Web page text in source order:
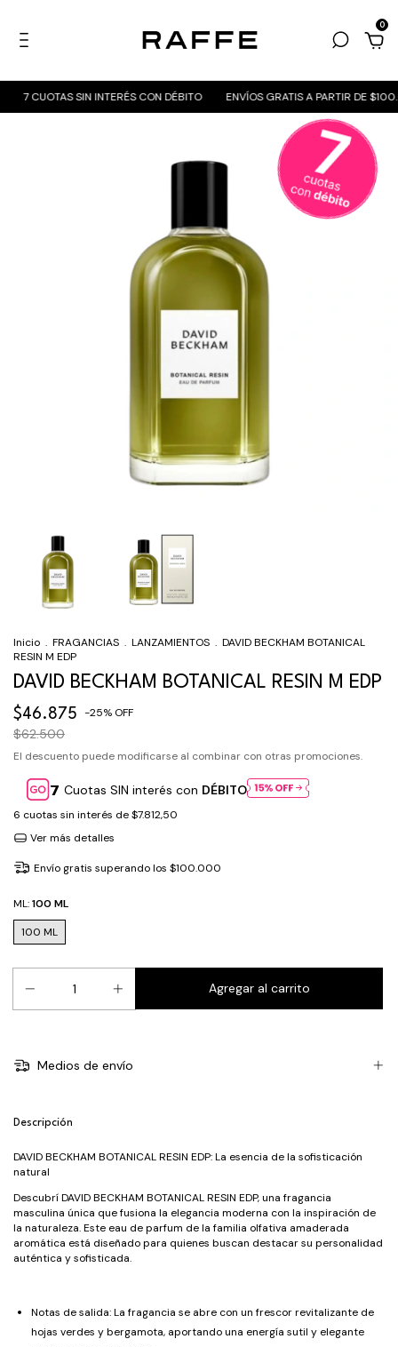
0
7 CUOTAS SIN INTERÉS CON DÉBITO ENVÍOS GRATIS A PARTIR DE
Inicio . FRAGANCIAS . LANZAMIENTOS . DAVID BECKHAM BOTANICAL
RESIN M EDP
DAVID BECKHAM BOTANICAL RESIN M EDP
$46.875 -25% OFF
$62.500
El descuento puede modificarse al combinar con otras promociones.
Cuotas SIN interés con DÉBITO
6 cuotas sin interés de$7.812,50
Ver más detalles
Envío gratis superando los $100.000
ML:100 ML
100 ML
Medios de envío
Descripción
DAVID BECKHAM BOTANICAL RESIN EDP: La esencia de la sofisticación
natural
Descubrí DAVID BECKHAM BOTANICAL RESIN EDP, una fragancia
masculina única que fusiona la elegancia moderna con la inspiración de
la naturaleza. Este eau de parfum de la familia olfativa amaderada
aromática está diseñado para quienes buscan destacar su personalidad
auténtica y sofisticada.
Notas de salida: La fragancia se abre con un frescor revitalizante de
hojas verdes y bergamota, aportando una energía sutil y elegante